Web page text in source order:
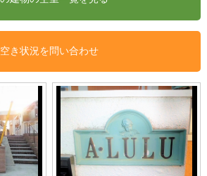
空き状況を問い合わせ